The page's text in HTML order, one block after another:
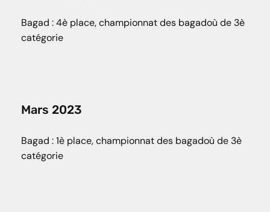
Bagad : 4è place, championnat des bagadoù de 3è
catégorie
Mars 2023
Bagad : 1è place, championnat des bagadoù de 3è
catégorie